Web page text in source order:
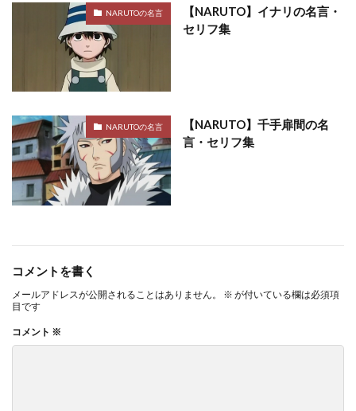
NARUTOの名言
【NARUTO】イナリの名言・
セリフ集
NARUTOの名言
【NARUTO】千手扉間の名
言・セリフ集
コメントを書く
メールアドレスが公開されることはありません。 ※ が付いている欄は必須項
目です
コメント ※